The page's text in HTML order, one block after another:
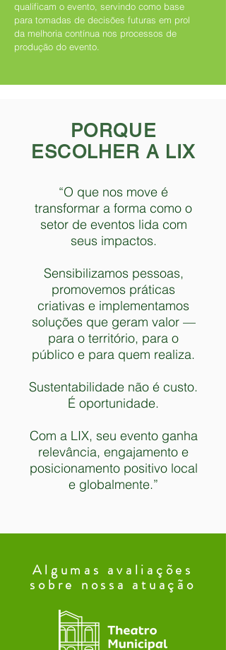
qualificam o evento, servindo como base
para tomadas de decisões futuras em prol
da melhoria contínua nos processos de
produção do evento.
PORQUE
ESCOLHER A LIX
“O que nos move é
transformar a forma como o
setor de eventos lida com
seus impactos.
Sensibilizamos pessoas,
promovemos práticas
criativas e implementamos
soluções que geram valor —
para o território, para o
público e para quem realiza.
Sustentabilidade não é custo.
É oportunidade.
Com a LIX, seu evento ganha
relevância, engajamento e
posicionamento positivo local
e globalmente.”
Algumas avaliações
sobre nossa atuação